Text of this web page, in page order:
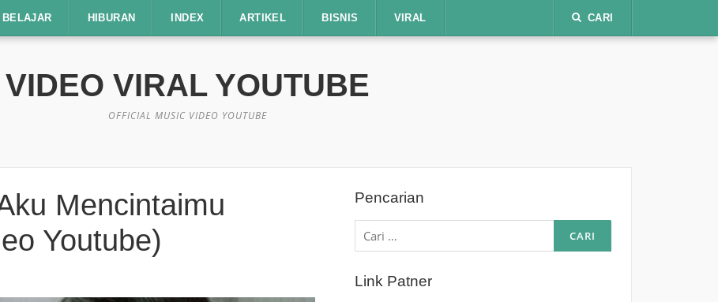
BELAJAR HIBURAN INDEX ARTIKEL BISNIS VIRAL CARI
VIDEO VIRAL YOUTUBE
OFFICIAL MUSIC VIDEO YOUTUBE
Mencintaimu
Youtube)
Pencarian
Cari
untuk:
Link Patner